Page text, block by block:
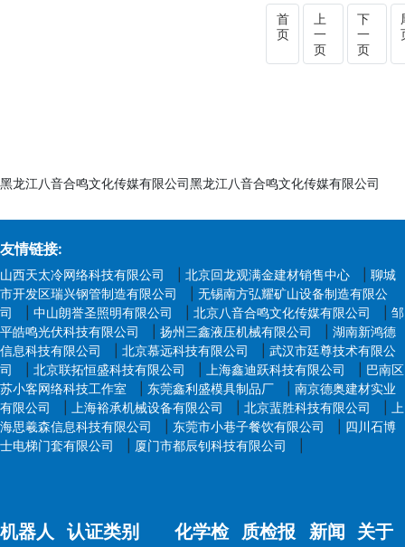
首
页
上
一
页
下
一
页
黑龙江八音合鸣文化传媒有限公司黑龙江八音合鸣文化传媒有限公司
友情链接:
山西天太冷网络科技有限公司 北京回龙观满金建材销售中心
聊城
市开发区瑞兴钢管制造有限公司
无锡南方弘耀矿山设备制造有限公
司
中山朗誉圣照明有限公司 北京八音合鸣文化传媒有限公司
邹
平皓鸣光伏科技有限公司
扬州三鑫液压机械有限公司
湖南新鸿德
信息科技有限公司
北京慕远科技有限公司
武汉市廷尊技术有限公
司
北京联拓恒盛科技有限公司 上海鑫迪跃科技有限公司
巴南区
苏小客网络科技工作室
东莞鑫利盛模具制品厂
南京德奥建材实业
有限公司
上海裕承机械设备有限公司 北京蜚胜科技有限公司
上
海思羲森信息科技有限公司
东莞市小巷子餐饮有限公司
四川石博
士电梯门套有限公司
厦门市都辰钊科技有限公司
机器人
认证类别
化学检
质检报
新闻
关于